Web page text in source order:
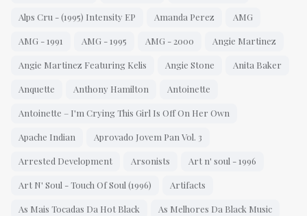
Alps Cru - (1995) Intensity EP Amanda Perez AMG
AMG - 1991 AMG - 1995 AMG - 2000 Angie Martinez
Angie Martinez Featuring Kelis Angie Stone Anita Baker
Anquette Anthony Hamilton Antoinette
Antoinette – I'm Crying This Girl Is Off On Her Own
Apache Indian Aprovado Jovem Pan Vol. 3
Arrested Development Arsonists Art n' soul - 1996
Art N' Soul - Touch Of Soul (1996) Artifacts
As Mais Tocadas Da Hot Black As Melhores Da Black Music